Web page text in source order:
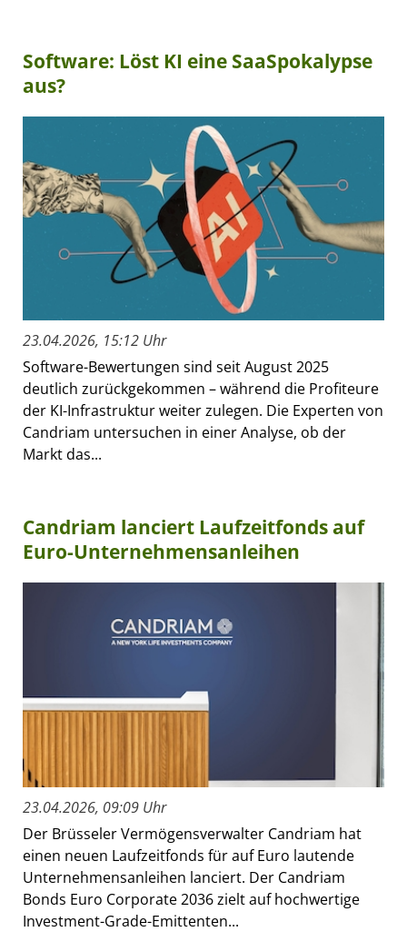
Software: Löst KI eine SaaSpokalypse
aus?
23.04.2026, 15:12 Uhr
Software-Bewertungen sind seit August 2025
deutlich zurückgekommen – während die Profiteure
der KI-Infrastruktur weiter zulegen. Die Experten von
Candriam untersuchen in einer Analyse, ob der
Markt das...
Candriam lanciert Laufzeitfonds auf
Euro-Unternehmensanleihen
23.04.2026, 09:09 Uhr
Der Brüsseler Vermögensverwalter Candriam hat
einen neuen Laufzeitfonds für auf Euro lautende
Unternehmensanleihen lanciert. Der Candriam
Bonds Euro Corporate 2036 zielt auf hochwertige
Investment-Grade-Emittenten...